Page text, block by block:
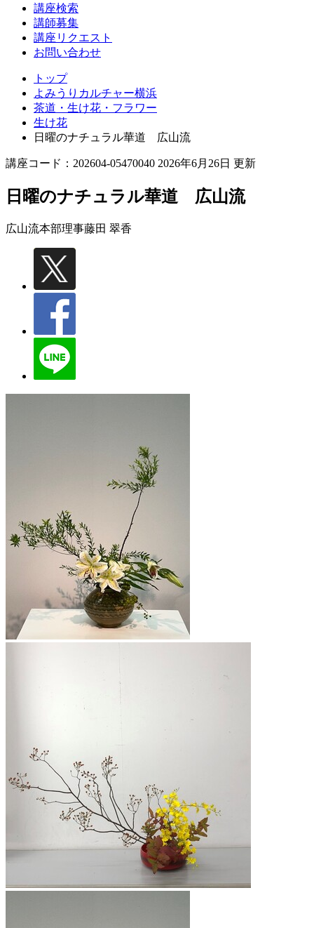
講座検索
講師募集
講座リクエスト
お問い合わせ
トップ
よみうりカルチャー横浜
茶道・生け花・フラワー
生け花
日曜のナチュラル華道 広山流
講座コード：202604-05470040 2026年6月26日 更新
日曜のナチュラル華道 広山流
広山流本部理事藤田 翠香